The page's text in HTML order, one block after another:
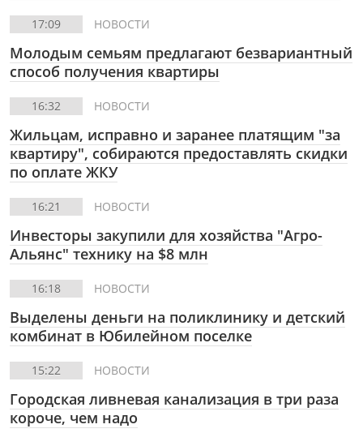
17:09 НОВОСТИ
Молодым семьям предлагают безвариантный
способ получения квартиры
16:32 НОВОСТИ
Жильцам, исправно и заранее платящим "за
квартиру", собираются предоставлять скидки
по оплате ЖКУ
16:21 НОВОСТИ
Инвесторы закупили для хозяйства "Агро-
Альянс" технику на $8 млн
16:18 НОВОСТИ
Выделены деньги на поликлинику и детский
комбинат в Юбилейном поселке
15:22 НОВОСТИ
Городская ливневая канализация в три раза
короче, чем надо